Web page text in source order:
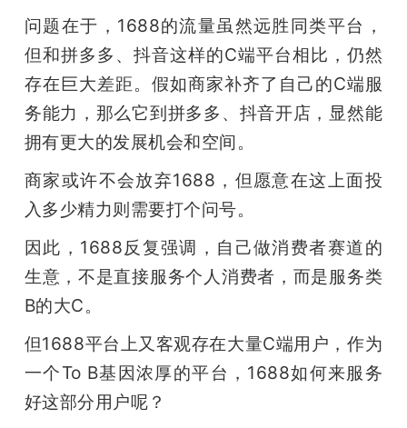
问题在于，1688的流量虽然远胜同类平台，
但和拼多多、抖音这样的C端平台相比，仍然
存在巨大差距。假如商家补齐了自己的C端服
务能力，那么它到拼多多、抖音开店，显然能
拥有更大的发展机会和空间。
商家或许不会放弃1688，但愿意在这上面投
入多少精力则需要打个问号。
因此，1688反复强调，自己做消费者赛道的
生意，不是直接服务个人消费者，而是服务类
B的大C。
但1688平台上又客观存在大量C端用户，作为
一个To B基因浓厚的平台，1688如何来服务
好这部分用户呢？